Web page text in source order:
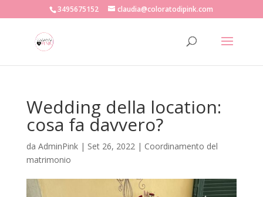
3495675152 claudia@coloratodipink.com
Wedding della location:
cosa fa davvero?
da AdminPink| Set 26, 2022| Coordinamento del
matrimonio